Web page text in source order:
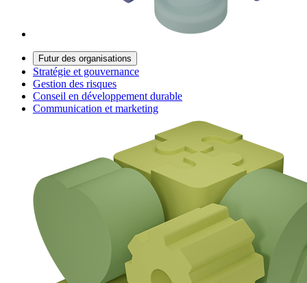
Futur des organisations
Stratégie et gouvernance
Gestion des risques
Conseil en développement durable
Communication et marketing